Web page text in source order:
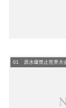
01 原水爆禁止世界大